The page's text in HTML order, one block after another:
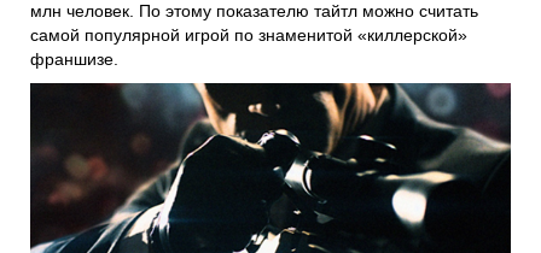
млн человек. По этому показателю тайтл можно считать
самой популярной игрой по знаменитой «киллерской»
франшизе.